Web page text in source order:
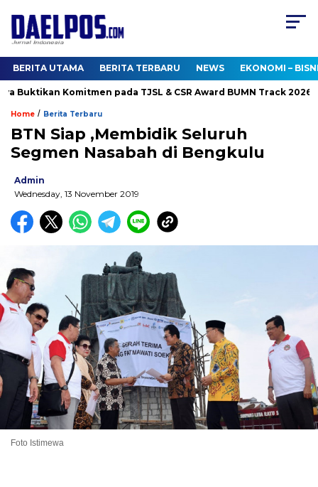
BERITA UTAMA BERITA TERBARU NEWS EKONOMI –
Komitmen pada TJSL & CSR Award BUMN Track 2026
Home / Berita Terbaru
BTN Siap ,Membidik Seluruh
Segmen Nasabah di Bengkulu
Admin
Wednesday, 13 November 2019
Foto Istimewa